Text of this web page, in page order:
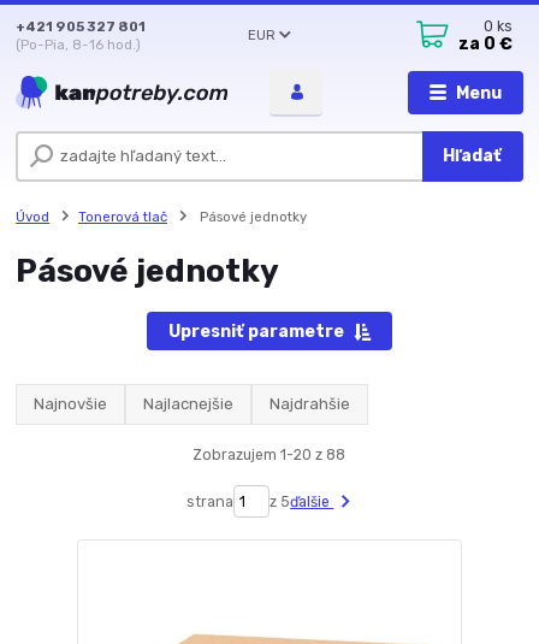
Menu
EUR
Hľadať
+421 905 327 801
(Po-Pia, 8-16 hod.)
0 ks
za 0 €
Úvod Tonerová tlač Pásové jednotky
Pásové jednotky
Upresniť parametre
Najnovšie Najlacnejšie Najdrahšie
Zobrazujem 1-20 z 88
strana z 5ďalšie